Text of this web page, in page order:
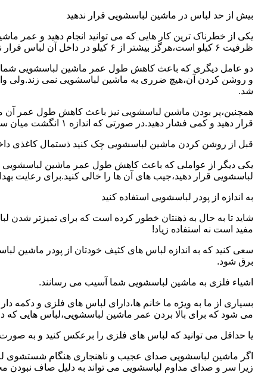
بیش از حد لباس در ماشین لباسشویی قرار ندهید
یکی از خطرناک ترین کار هایی که می توانید انجام دهید و
ظرفیت ۶ کیلو است،هرگز بیشتر از ۶ کیلو در داخل آن لباس قرار ندهید.این کار باعث می شود که عمر ماشین لباسشویی شما به شدت افزایش پیدا کند.
دو عامل دیگری که باعث کاهش طول عمر ماشین لباسشویی شما
و روشن کردن آن،هیچ ضرری به ماشین لباسشویی نمی
شد.
همچنین،پر بودن ماشین لباسشویی نیز باعث کاهش طول عمر آن
قرار دهید و کمی فشار دهید.در صورتی که اندازه ۱ انگشت میان سقف ماشین لباسشویی و لباس ها وجود داشت،دیگر نباید ماشین لباسشویی را پر کنید.
قبل از روشن کردن ماشین لباسشویی چک کنید ذستمال کاغذی
یکی دیگر از عواملی که باعث کاهش طول عمر ماشین لباسشویی
لباسشویی قرار دهید،جیب های آن ها را خالی کنید.برای رعایت
به اندازه از پودر لباسشویی استفاده کنید
شاید تا به حال به ذهنتان خطور کرده است که برای تمیزتر شدن
مفید است نه استفاده زیاد!
سعی کنید که به اندازه لباس های کثیف خودتان از پودر ماشین
برق شود.
اشیاء فلزی به ماشین لباسشویی شما آسیب می رسانند.
بسیاری از ما به ویژه ما خانم ها،دارای لباس های فلزی و دکمه
می شود که برای بالا بردن عمر ماشین لباسشویی،لباس هایی که
یا حداقل می توانید که لباس های فلزی را برعکس کنید و به
اگر ماشین لباسشویی صدای عجیب و ناهنجاری هنگام شستشوی
زیرا سر و صدای مداوم لباسشویی می تواند به دلیل صاف نبودن